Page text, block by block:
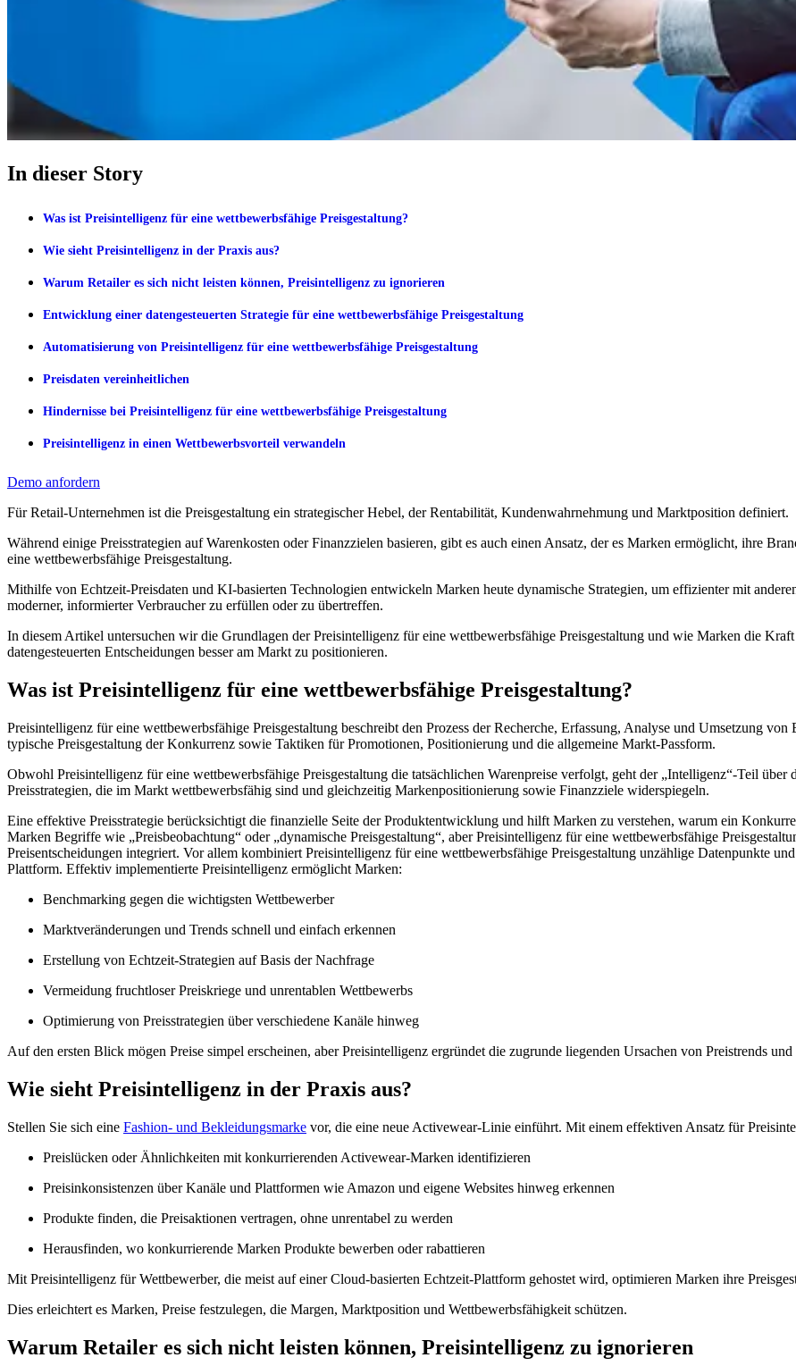
In dieser Story
Was ist Preisintelligenz für eine wettbewerbsfähige Preisgestaltung?
Wie sieht Preisintelligenz in der Praxis aus?
Warum Retailer es sich nicht leisten können, Preisintelligenz zu ignorieren
Entwicklung einer datengesteuerten Strategie für eine wettbewerbsfähige Preisgestaltung
Automatisierung von Preisintelligenz für eine wettbewerbsfähige Preisgestaltung
Preisdaten vereinheitlichen
Hindernisse bei Preisintelligenz für eine wettbewerbsfähige Preisgestaltung
Preisintelligenz in einen Wettbewerbsvorteil verwandeln
Demo anfordern
Für Retail-Unternehmen ist die Preisgestaltung ein strategischer Hebel, der Rentabilität, Kundenwahrnehmung und Marktposition definiert.
Während einige Preisstrategien auf Warenkosten oder Finanzzielen basieren, gibt es auch einen Ansatz, der es Marken ermöglicht, ihre
eine wettbewerbsfähige Preisgestaltung.
Mithilfe von Echtzeit-Preisdaten und KI-basierten Technologien entwickeln Marken heute dynamische Strategien, um effizienter mit
moderner, informierter Verbraucher zu erfüllen oder zu übertreffen.
In diesem Artikel untersuchen wir die Grundlagen der Preisintelligenz für eine wettbewerbsfähige Preisgestaltung und wie Marken die
datengesteuerten Entscheidungen besser am Markt zu positionieren.
Was ist Preisintelligenz für eine wettbewerbsfähige Preisgestaltung?
Preisintelligenz für eine wettbewerbsfähige Preisgestaltung beschreibt den Prozess der Recherche, Erfassung, Analyse und Umsetzung
typische Preisgestaltung der Konkurrenz sowie Taktiken für Promotionen, Positionierung und die allgemeine Markt-Passform.
Obwohl Preisintelligenz für eine wettbewerbsfähige Preisgestaltung die tatsächlichen Warenpreise verfolgt, geht der „Intelligenz“-Teil
Preisstrategien, die im Markt wettbewerbsfähig sind und gleichzeitig Markenpositionierung sowie Finanzziele widerspiegeln.
Eine effektive Preisstrategie berücksichtigt die finanzielle Seite der Produktentwicklung und hilft Marken zu verstehen, warum ein
Marken Begriffe wie „Preisbeobachtung“ oder „dynamische Preisgestaltung“, aber Preisintelligenz für eine wettbewerbsfähige
Preisentscheidungen integriert. Vor allem kombiniert Preisintelligenz für eine wettbewerbsfähige Preisgestaltung unzählige Datenpunkte
Plattform. Effektiv implementierte Preisintelligenz ermöglicht Marken:
Benchmarking gegen die wichtigsten Wettbewerber
Marktveränderungen und Trends schnell und einfach erkennen
Erstellung von Echtzeit-Strategien auf Basis der Nachfrage
Vermeidung fruchtloser Preiskriege und unrentablen Wettbewerbs
Optimierung von Preisstrategien über verschiedene Kanäle hinweg
Auf den ersten Blick mögen Preise simpel erscheinen, aber Preisintelligenz ergründet die zugrunde liegenden Ursachen von Preistrends
Wie sieht Preisintelligenz in der Praxis aus?
Stellen Sie sich eine Fashion- und Bekleidungsmarke vor, die eine neue Activewear-Linie einführt. Mit einem effektiven Ansatz für
Preislücken oder Ähnlichkeiten mit konkurrierenden Activewear-Marken identifizieren
Preisinkonsistenzen über Kanäle und Plattformen wie Amazon und eigene Websites hinweg erkennen
Produkte finden, die Preisaktionen vertragen, ohne unrentabel zu werden
Herausfinden, wo konkurrierende Marken Produkte bewerben oder rabattieren
Mit Preisintelligenz für Wettbewerber, die meist auf einer Cloud-basierten Echtzeit-Plattform gehostet wird, optimieren Marken ihre
Dies erleichtert es Marken, Preise festzulegen, die Margen, Marktposition und Wettbewerbsfähigkeit schützen.
Warum Retailer es sich nicht leisten können, Preisintelligenz zu ignorieren